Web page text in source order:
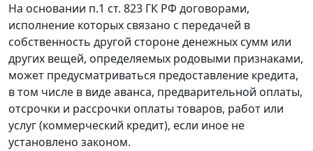
На основании п.1 ст. 823 ГК РФ договорами,
исполнение которых связано с передачей в
собственность другой стороне денежных сумм или
других вещей, определяемых родовыми признаками,
может предусматриваться предоставление кредита,
в том числе в виде аванса, предварительной оплаты,
отсрочки и рассрочки оплаты товаров, работ или
услуг (коммерческий кредит), если иное не
установлено законом.